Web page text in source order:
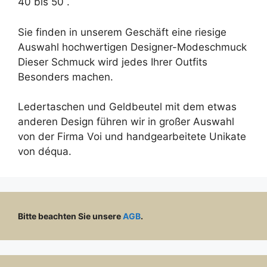
Sie finden in unserem Geschäft eine riesige
Auswahl hochwertigen Designer-Modeschmuck
Dieser Schmuck wird jedes Ihrer Outfits
Besonders machen.
Ledertaschen und Geldbeutel mit dem etwas
anderen Design führen wir in großer Auswahl
von der Firma Voi und handgearbeitete Unikate
von déqua.
Bitte beachten Sie unsereAGB.